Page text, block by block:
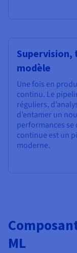
Supervision,
modèle
Une fois en
continu. Le
réguliers,
d’entamer un
performances se
continue est un
moderne.
ML